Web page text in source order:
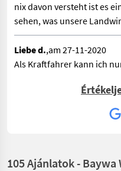
nix davon versteht ist es
sehen, was unsere
Liebe d.,am 27-11-2020
Als Kraftfahrer kann ich
Immer noch ein
105 Ajánlatok -